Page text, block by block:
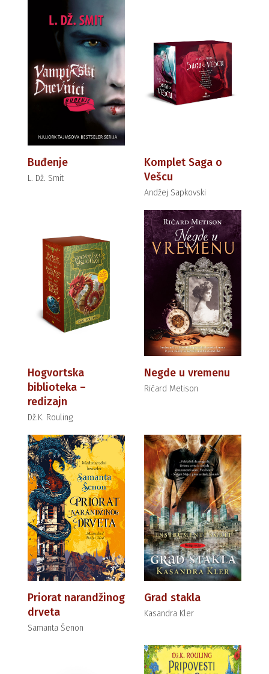
Buđenje
L. Dž. Smit
Komplet Saga o
Vešcu
Andžej Sapkovski
Hogvortska
biblioteka –
redizajn
Dž.K. Rouling
Negde u vremenu
Ričard Metison
Priorat narandžinog
drveta
Samanta Šenon
Grad stakla
Kasandra Kler